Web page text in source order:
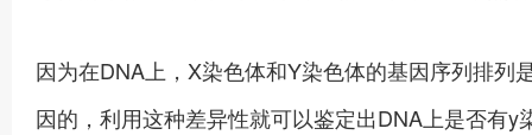
因为在DNA上，X染色体和Y染色体的基因序列排
因的，利用这种差异性就可以鉴定出DNA上是否有